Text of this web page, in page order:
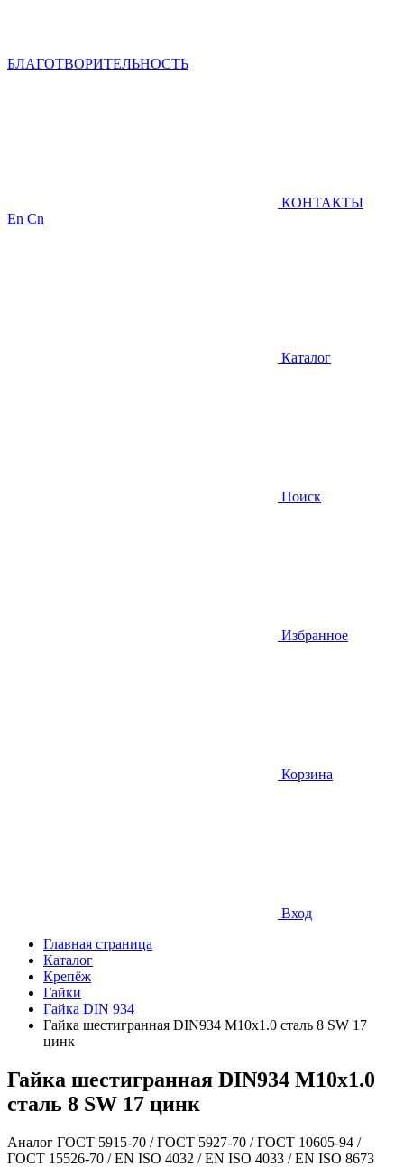
БЛАГОТВОРИТЕЛЬНОСТЬ
КОНТАКТЫ
En Cn
Каталог
Поиск
Избранное
Корзина
Вход
Главная страница
Каталог
Крепёж
Гайки
Гайка DIN 934
Гайка шестигранная DIN934 М10х1.0 сталь 8 SW 17
цинк
Гайка шестигранная DIN934 М10х1.0
сталь 8 SW 17 цинк
Аналог ГОСТ 5915-70 / ГОСТ 5927-70 / ГОСТ 10605-94 /
ГОСТ 15526-70 / EN ISO 4032 / EN ISO 4033 / EN ISO 8673